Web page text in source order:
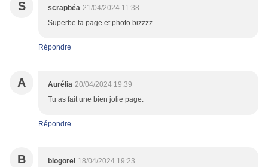
S scrapbéa 21/04/2024 11:38
Superbe ta page et photo bizzzz
Répondre
A Aurélia 20/04/2024 19:39
Tu as fait une bien jolie page.
Répondre
B blogorel 18/04/2024 19:23